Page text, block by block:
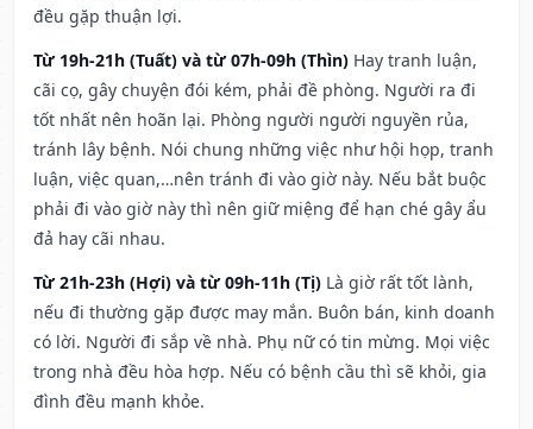
đều gặp thuận lợi.
Từ 19h-21h (Tuất) và từ 07h-09h (Thìn) Hay tranh luận,
cãi cọ, gây chuyện đói kém, phải đề phòng. Người ra đi
tốt nhất nên hoãn lại. Phòng người người nguyền rủa,
tránh lây bệnh. Nói chung những việc như hội họp, tranh
luận, việc quan,…nên tránh đi vào giờ này. Nếu bắt buộc
phải đi vào giờ này thì nên giữ miệng để hạn ché gây ẩu
đả hay cãi nhau.
Từ 21h-23h (Hợi) và từ 09h-11h (Tị) Là giờ rất tốt lành,
nếu đi thường gặp được may mắn. Buôn bán, kinh doanh
có lời. Người đi sắp về nhà. Phụ nữ có tin mừng. Mọi việc
trong nhà đều hòa hợp. Nếu có bệnh cầu thì sẽ khỏi, gia
đình đều mạnh khỏe.